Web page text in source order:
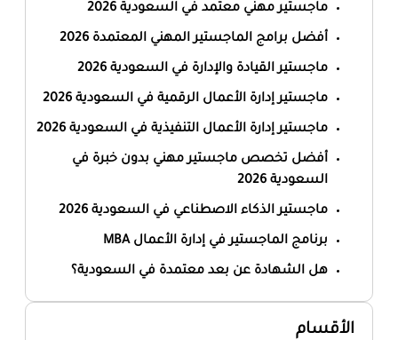
ماجستير مهني معتمد في السعودية 2026
أفضل برامج الماجستير المهني المعتمدة 2026
ماجستير القيادة والإدارة في السعودية 2026
ماجستير إدارة الأعمال الرقمية في السعودية 2026
ماجستير إدارة الأعمال التنفيذية في السعودية 2026
أفضل تخصص ماجستير مهني بدون خبرة في
السعودية 2026
ماجستير الذكاء الاصطناعي في السعودية 2026
برنامج الماجستير في إدارة الأعمال MBA
هل الشهادة عن بعد معتمدة في السعودية؟
الأقسام